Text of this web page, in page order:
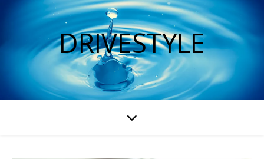
DRIVESTYLE